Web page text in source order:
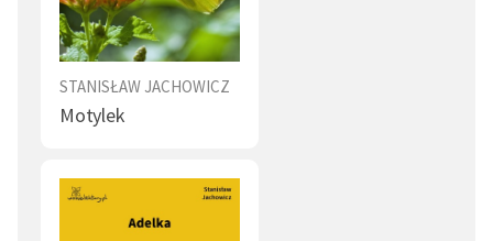
STANISŁAW JACHOWICZ
Motylek